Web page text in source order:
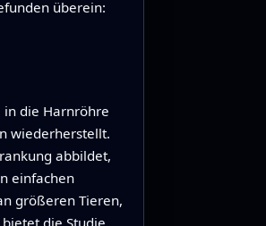
überein:
in die Harnröhre
wiederherstellt.
abbildet,
einfachen
größeren Tieren,
die Studie